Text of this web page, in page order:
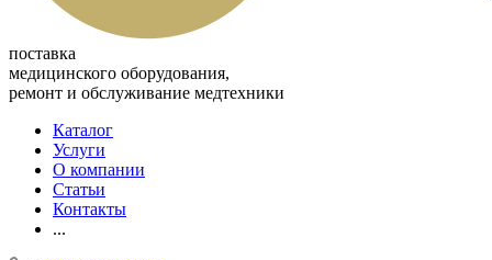
поставка
медицинского оборудования,
ремонт и обслуживание медтехники
Каталог
Услуги
О компании
Статьи
Контакты
...